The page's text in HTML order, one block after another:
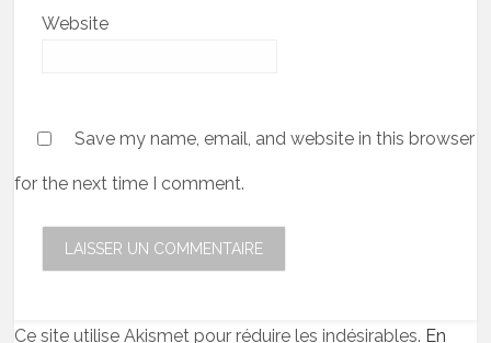
Website
Save my name, email, and website in this browser
for the next time I comment.
Ce site utilise Akismet pour réduire les indésirables. En